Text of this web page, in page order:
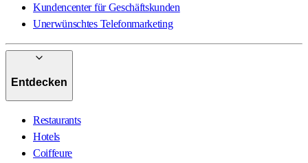
Kundencenter für Geschäftskunden
Unerwünschtes Telefonmarketing
Entdecken
Restaurants
Hotels
Coiffeure